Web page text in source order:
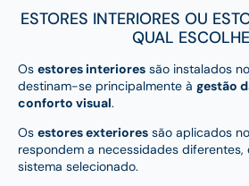
ESTORES INTERIORES OU
QUAL
Os estores interiores são instalados
destinam-se principalmente à gestão
conforto visual.
Os estores exteriores são aplicados
respondem a necessidades
sistema selecionado.